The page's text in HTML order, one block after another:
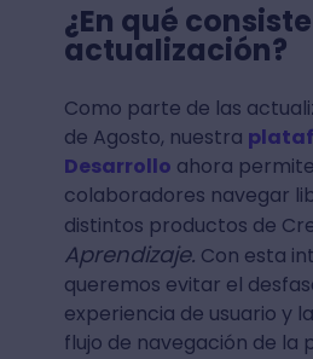
¿En qué
actualización?
Como parte de las
de Agosto, nuestra
Desarrollo ahora
colaboradores navegar
distintos productos de
Aprendizaje. Con esta
queremos evitar el
experiencia de usuario y
flujo de navegación de la